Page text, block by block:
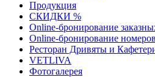
Продукция
СКИДКИ %
Оnline-бронирование
Оnline-бронирование номеров
Ресторан Дривяты и
VETLIVA
Фотогалерея